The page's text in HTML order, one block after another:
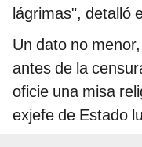
lágrimas", detalló
Un dato no
antes de la
oficie una misa
exjefe de Estado